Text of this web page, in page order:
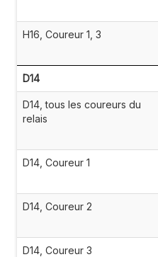
H16, Coureur 1, 3
D14
D14, tous les coureurs du
relais
D14, Coureur 1
D14, Coureur 2
D14, Coureur 3